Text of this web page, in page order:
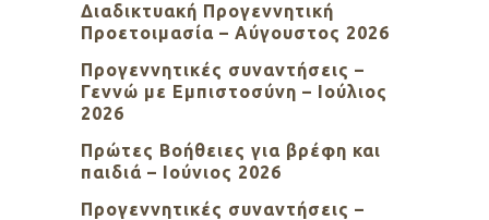
Διαδικτυακή Προγεννητική
Προετοιμασία – Αύγουστος 2026
Προγεννητικές συναντήσεις –
Γεννώ με Εμπιστοσύνη – Ιούλιος
2026
Πρώτες Βοήθειες για βρέφη και
παιδιά – Ιούνιος 2026
Προγεννητικές συναντήσεις –